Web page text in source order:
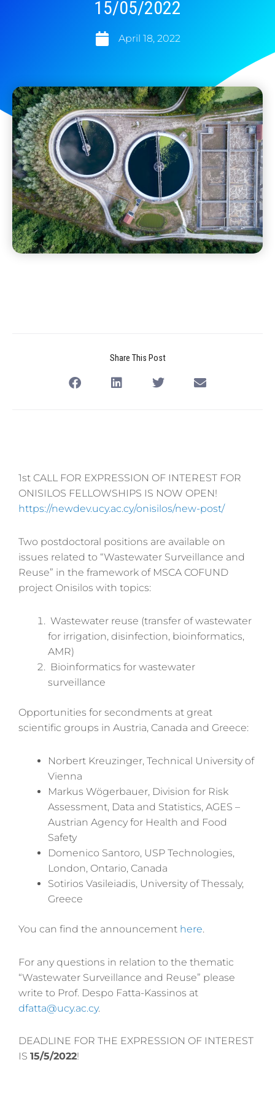
15/05/2022
April 18, 2022
Share This Post
1st CALL FOR EXPRESSION OF INTEREST FOR
ONISILOS FELLOWSHIPS IS NOW OPEN!
https://newdev.ucy.ac.cy/onisilos/new-post/
Two postdoctoral positions are available on
issues related to “Wastewater Surveillance and
Reuse” in the framework of MSCA COFUND
project Onisilos with topics:
Wastewater reuse (transfer of wastewater
for irrigation, disinfection, bioinformatics,
AMR)
Bioinformatics for wastewater
surveillance
Opportunities for secondments at great
scientific groups in Austria, Canada and Greece:
Norbert Kreuzinger, Technical University of
Vienna
Markus Wögerbauer, Division for Risk
Assessment, Data and Statistics, AGES –
Austrian Agency for Health and Food
Safety
Domenico Santoro, USP Technologies,
London, Ontario, Canada
Sotirios Vasileiadis, University of Thessaly,
Greece
You can find the announcement here.
For any questions in relation to the thematic
“Wastewater Surveillance and Reuse” please
write to Prof. Despo Fatta-Kassinos at
dfatta@ucy.ac.cy.
DEADLINE FOR THE EXPRESSION OF INTEREST
IS 15/5/2022!